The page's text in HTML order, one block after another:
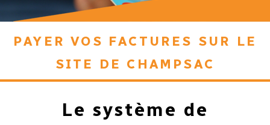
Payer vos factures sur le
site de Champsac
Le système de